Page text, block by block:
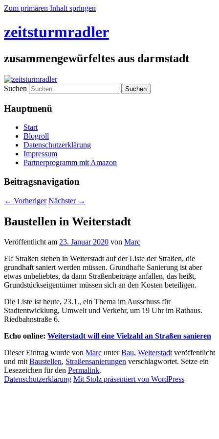
Zum primären Inhalt springen
zeitsturmradler
zusammengewürfeltes aus darmstadt
Suchen
Hauptmenü
Start
Blogroll
Datenschutzerklärung
Impressum
Partnerprogramm mit Amazon
Beitragsnavigation
← Vorheriger Nächster →
Baustellen in Weiterstadt
Veröffentlicht am 23. Januar 2020 von Marc
Elf Straßen stehen in Weiterstadt auf der Liste der Straßen, die
grundhaft saniert werden müssen. Grundhafte Sanierung ist aber
etwas unbeliebtes, da dann Straßenbeiträge anfallen, das heißt,
Grundstückseigentümer müssen sich an den Kosten beteiligen.
Die Liste ist heute, 23.1., ein Thema im Ausschuss für
Stadtentwicklung, Umwelt und Verkehr, um 19 Uhr im Rathaus.
Riedbahnstraße 6.
Echo online: Weiterstadt will eine Vielzahl an Straßen sanieren
Dieser Eintrag wurde von Marc unterBau, Weiterstadtveröffentlicht
und mitBaustellen, Straßensanierungen verschlagwortet. Setze ein
Lesezeichen für den Permalink.
Datenschutzerklärung Mit Stolz präsentiert von WordPress